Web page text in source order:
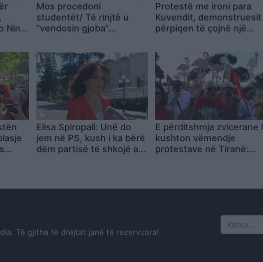
Nina
Mos procedoni
studentët/ Të rinjtë u
“vendosin gjoba”
protestë, kërkesat tona
janë të qarta (VIDEO)
Protestë me ironi para
Kuvendit, demonstruesit
përpiqen të çojnë një
hyrja
Elisa Spiropali: Unë do
jem në PS, kush i ka bërë
dëm partisë të shkojë aty
E përditshmja zvicerane i
kushton vëmendje
protestave në Tiranë:
Të gjitha të drejtat janë të rezervuara! Search